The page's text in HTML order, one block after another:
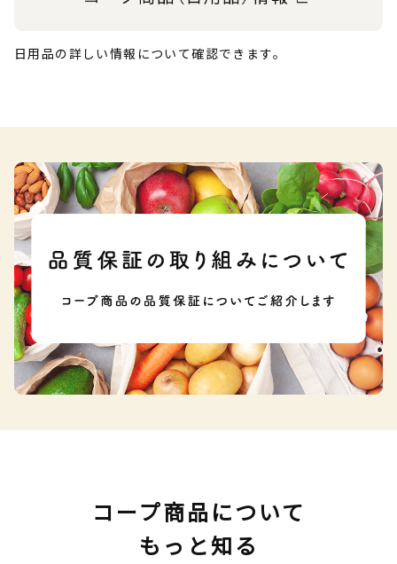
日用品の詳しい情報について確認できます。
コープ商品について
もっと知る